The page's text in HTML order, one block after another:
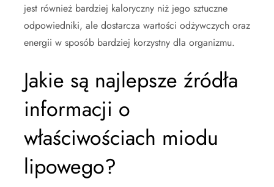
jest również bardziej kaloryczny niż jego sztuczne
odpowiedniki, ale dostarcza wartości odżywczych oraz
energii w sposób bardziej korzystny dla organizmu.
Jakie są najlepsze źródła
informacji o
właściwościach miodu
lipowego?